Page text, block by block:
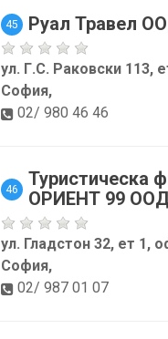
45 Руал Травел
ул. Г.С. Раковски 113,
София,
02/ 980 46 46
46
Туристическа
ОРИЕНТ 99 ООД
ул. Гладстон 32, ет 1,
София,
02/ 987 01 07